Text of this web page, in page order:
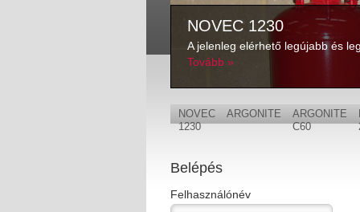
NOVEC 1230
A jelenleg elérhető legújabb és
Tovább »
NOVEC
1230
ARGONITE
ARGONITE
C60
Belépés
Felhasználónév